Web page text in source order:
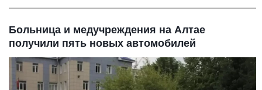
Больница и медучреждения на Алтае
получили пять новых автомобилей